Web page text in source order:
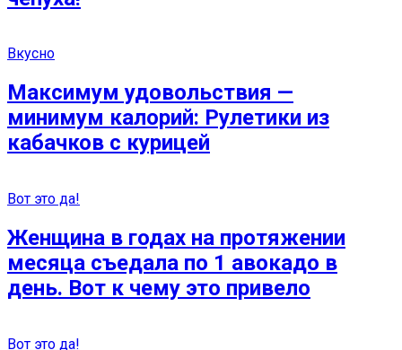
Вкусно
Максимум удовольствия —
минимум калорий: Рулетики из
кабачков с курицей
Вот это да!
Женщина в годах на протяжении
месяца съедала по 1 авокадо в
день. Вот к чему это привело
Вот это да!